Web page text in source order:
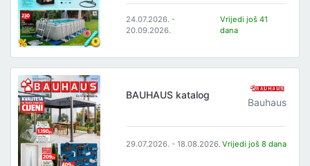
24.07.2026. -
20.09.2026.
Vrijedi još 41
dana
BAUHAUS katalog
Bauhaus
29.07.2026. - 18.08.2026. Vrijedi još 8 dana